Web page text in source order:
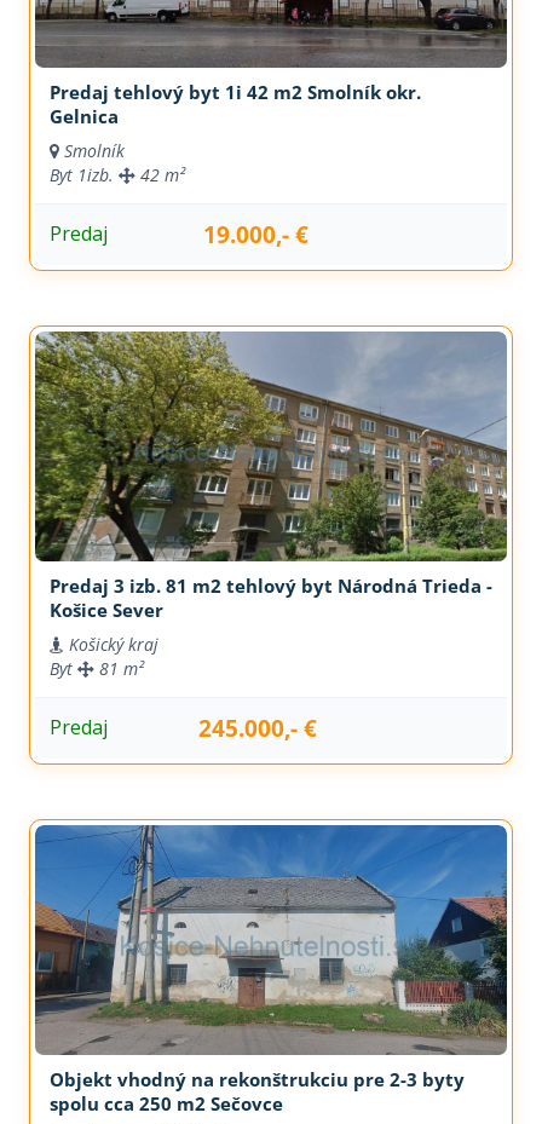
Predaj tehlový byt 1i 42 m2 Smolník okr.
Gelnica
Smolník
Byt 1izb. 42 m²
Predaj 19.000,- €
Predaj 3 izb. 81 m2 tehlový byt Národná Trieda -
Košice Sever
Košický kraj
Byt
81 m²
Predaj 245.000,- €
Objekt vhodný na rekonštrukciu pre 2-3 byty
spolu cca 250 m2 Sečovce